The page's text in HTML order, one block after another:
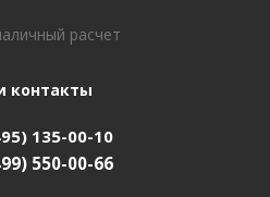
расчет
контакты
135-00-10
550-00-66